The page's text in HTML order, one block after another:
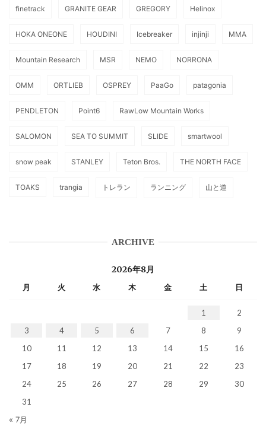
finetrack GRANITE GEAR GREGORY Helinox
HOKA ONEONE HOUDINI Icebreaker injinji MMA
Mountain Research MSR NEMO NORRONA
OMM ORTLIEB OSPREY PaaGo patagonia
PENDLETON Point6 RawLow Mountain Works
SALOMON SEA TO SUMMIT SLIDE smartwool
snow peak STANLEY Teton Bros. THE NORTH FACE
TOAKS trangia トレラン ランニング 山と道
ARCHIVE
2026年8月
月 火 水 木 金 土 日
1
2
3
4 5 6 7 8
9
10
11 12 13 14 15
16
17
18 19 20 21 22
23
24
25 26 27 28 29
30
31
« 7月